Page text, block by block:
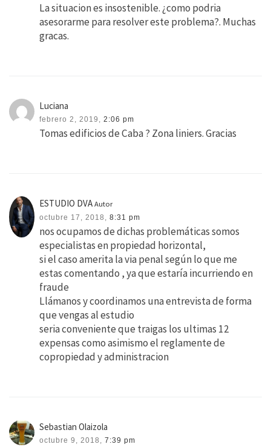
La situacion es insostenible. ¿como podria
asesorarme para resolver este problema?. Muchas
gracas.
Luciana
febrero 2, 2019, 2:06 pm
Tomas edificios de Caba ? Zona liniers. Gracias
ESTUDIO DVA Autor
octubre 17, 2018, 8:31 pm
nos ocupamos de dichas problemáticas somos
especialistas en propiedad horizontal,
si el caso amerita la via penal según lo que me
estas comentando , ya que estaría incurriendo en
fraude
Llámanos y coordinamos una entrevista de forma
que vengas al estudio
seria conveniente que traigas los ultimas 12
expensas como asimismo el reglamente de
copropiedad y administracion
Sebastian Olaizola
octubre 9, 2018, 7:39 pm